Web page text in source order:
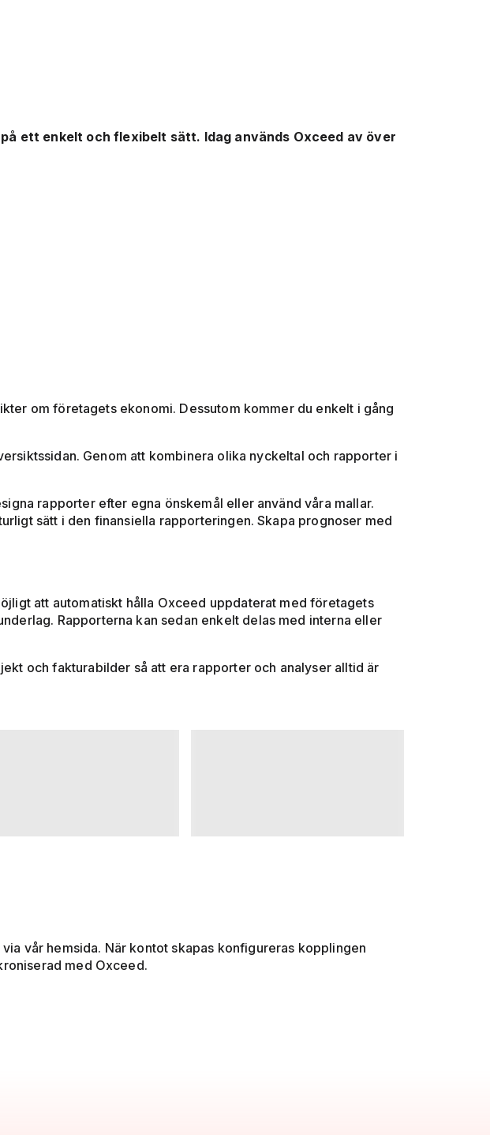
ett enkelt och flexibelt sätt. Idag används Oxceed av över
om företagets ekonomi. Dessutom kommer du enkelt i gång
Genom att kombinera olika nyckeltal och rapporter i
rapporter efter egna önskemål eller använd våra mallar.
sätt i den finansiella rapporteringen. Skapa prognoser med
att automatiskt hålla Oxceed uppdaterat med företagets
Rapporterna kan sedan enkelt delas med interna eller
och fakturabilder så att era rapporter och analyser alltid är
vår hemsida. När kontot skapas konfigureras kopplingen
med Oxceed.